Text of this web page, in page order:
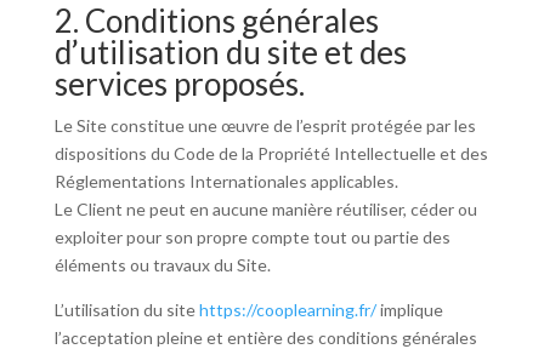
2. Conditions générales
d’utilisation du site et des
services proposés.
Le Site constitue une œuvre de l’esprit protégée par les
dispositions du Code de la Propriété Intellectuelle et des
Réglementations Internationales applicables.
Le Client ne peut en aucune manière réutiliser, céder ou
exploiter pour son propre compte tout ou partie des
éléments ou travaux du Site.
L’utilisation du sitehttps://cooplearning.fr/implique
l’acceptation pleine et entière des conditions générales